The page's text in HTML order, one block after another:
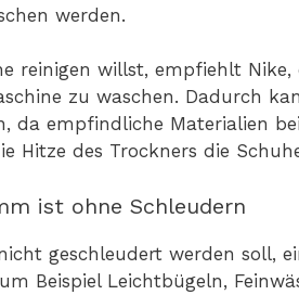
werden.
reinigen willst, empfiehlt
zu waschen. Dadurch
da empfindliche Materialien
Hitze des Trockners die
ist ohne Schleudern
geschleudert werden soll,
Beispiel Leichtbügeln,